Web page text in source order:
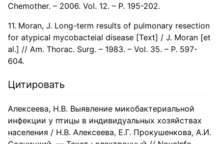
Chemother. – 2006. Vol. 12. – P. 195-202.
Moran, J. Long-term results of pulmonary resection
for atypical mycobacteial disease [Text] / J. Moran [et
al.] // Am. Thorac. Surg. – 1983. – Vol. 35. – P. 597-
604.
Цитировать
Алексеева, Н.В. Выявление микобактериальной
инфекции у птицы в индивидуальных хозяйствах
населения / Н.В. Алексеева, Е.Г. Прокушенкова, А.И.